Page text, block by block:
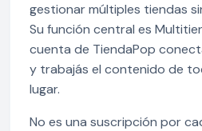
gestionar múltiples tiendas
Su función central es
cuenta de TiendaPop
y trabajás el contenido de
lugar.
No es una suscripción por